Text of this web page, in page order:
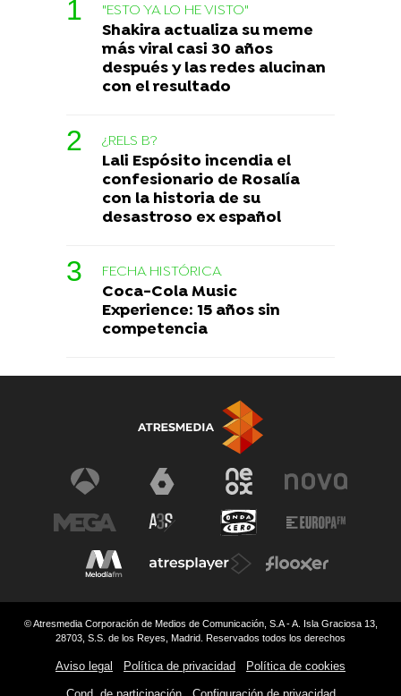
"ESTO YA LO HE VISTO"
Shakira actualiza su meme
más viral casi 30 años
después y las redes alucinan
con el resultado
¿RELS B?
Lali Espósito incendia el
confesionario de Rosalía
con la historia de su
desastroso ex español
FECHA HISTÓRICA
Coca-Cola Music
Experience: 15 años sin
competencia
© Atresmedia Corporación de Medios de Comunicación, S.A - A. Isla Graciosa 13,
28703, S.S. de los Reyes, Madrid. Reservados todos los derechos
Aviso legal Política de privacidad Política de cookies